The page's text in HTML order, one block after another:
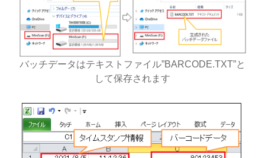
バッチデータはテキストファイル”BARCODE.TXT”と
して保存されます